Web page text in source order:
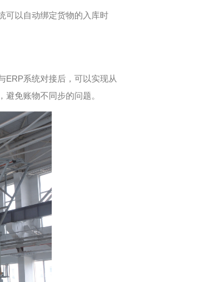
可以自动绑定货物的入库时
ERP系统对接后，可以实现从
免账物不同步的问题。